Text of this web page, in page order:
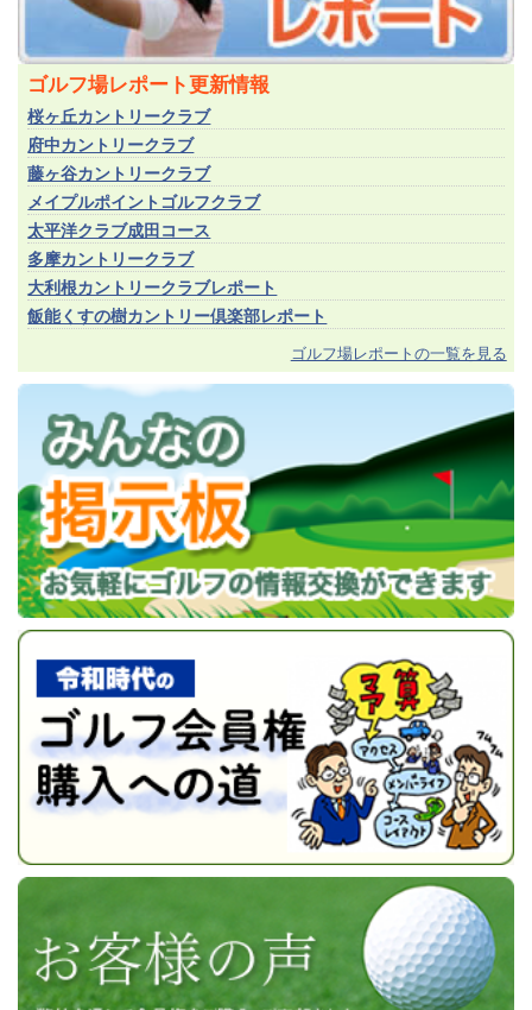
ゴルフ場レポート更新情報
桜ヶ丘カントリークラブ
府中カントリークラブ
藤ヶ谷カントリークラブ
メイプルポイントゴルフクラブ
太平洋クラブ成田コース
多摩カントリークラブ
大利根カントリークラブレポート
飯能くすの樹カントリー倶楽部レポート
ゴルフ場レポートの一覧を見る